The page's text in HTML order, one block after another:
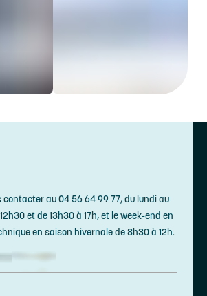
contacter au 04 56 64 99 77, du lundi au
et de 13h30 à 17h, et le week-end en
en saison hivernale de 8h30 à 12h.